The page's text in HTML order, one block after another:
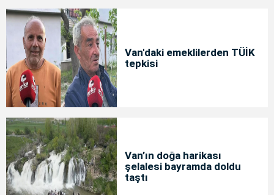
Van'daki emeklilerden TÜİK
tepkisi
Van’ın doğa harikası
şelalesi bayramda doldu
taştı